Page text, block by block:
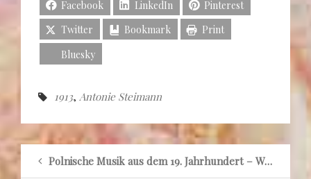
Facebook LinkedIn
Pinterest
Twitter
Bookmark
Print
Bluesky
1913, Antonie Steimann
Polnische Musik aus dem 19. Jahrhundert – Warszawianin : tygodnik mód. 1822